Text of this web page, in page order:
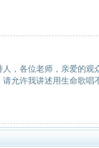
，各位老师，亲爱的
请允许我讲述用生命歌唱